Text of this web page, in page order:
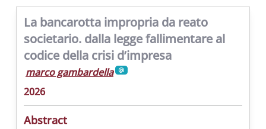
La bancarotta impropria da reato
societario. dalla legge fallimentare al
codice della crisi d’impresa
marco gambardella
2026
Abstract